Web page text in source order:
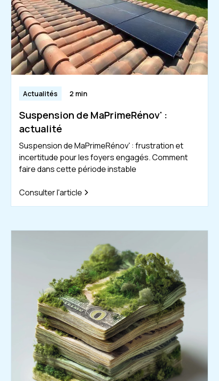
Actualités 2 min
Suspension de MaPrimeRénov' :
actualité
Suspension de MaPrimeRénov' : frustration et
incertitude pour les foyers engagés. Comment
faire dans cette période instable
Consulter l'article